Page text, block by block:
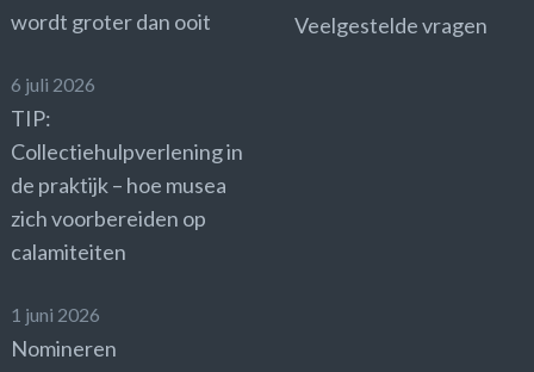
wordt groter dan ooit
6 juli 2026
TIP:
Collectiehulpverlening in
de praktijk – hoe musea
zich voorbereiden op
calamiteiten
1 juni 2026
Nomineren
Veelgestelde vragen